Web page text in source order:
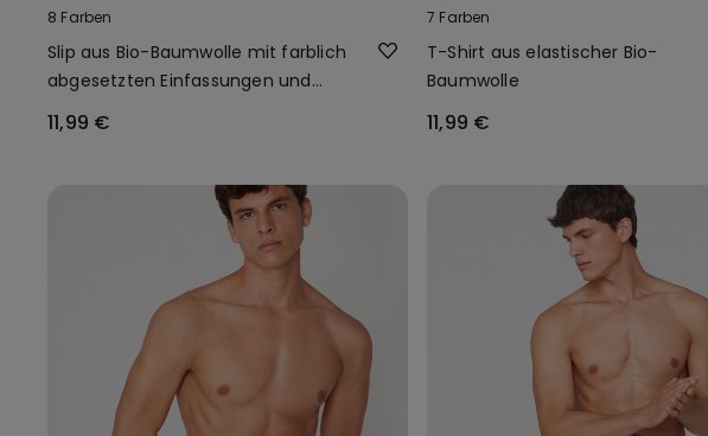
8 Farben
Slip aus Bio-Baumwolle mit farblich
abgesetzten Einfassungen und
11,99 €
7 Farben
T-Shirt aus elastischer Bio-
Baumwolle
11,99 €